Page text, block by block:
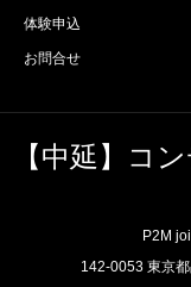
体験申込
お問合せ
【中延】コ
P2M
142-0053 東京